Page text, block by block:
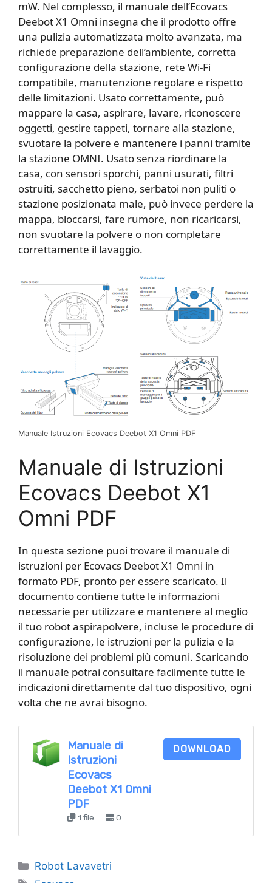
mW. Nel complesso, il manuale dell’Ecovacs
Deebot X1 Omni insegna che il prodotto offre
una pulizia automatizzata molto avanzata, ma
richiede preparazione dell’ambiente, corretta
configurazione della stazione, rete Wi-Fi
compatibile, manutenzione regolare e rispetto
delle limitazioni. Usato correttamente, può
mappare la casa, aspirare, lavare, riconoscere
oggetti, gestire tappeti, tornare alla stazione,
svuotare la polvere e mantenere i panni tramite
la stazione OMNI. Usato senza riordinare la
casa, con sensori sporchi, panni usurati, filtri
ostruiti, sacchetto pieno, serbatoi non puliti o
stazione posizionata male, può invece perdere la
mappa, bloccarsi, fare rumore, non ricaricarsi,
non svuotare la polvere o non completare
correttamente il lavaggio.
Manuale Istruzioni Ecovacs Deebot X1 Omni PDF
Manuale di Istruzioni
Ecovacs Deebot X1
Omni PDF
In questa sezione puoi trovare il manuale di
istruzioni per Ecovacs Deebot X1 Omni in
formato PDF, pronto per essere scaricato. Il
documento contiene tutte le informazioni
necessarie per utilizzare e mantenere al meglio
il tuo robot aspirapolvere, incluse le procedure di
configurazione, le istruzioni per la pulizia e la
risoluzione dei problemi più comuni. Scaricando
il manuale potrai consultare facilmente tutte le
indicazioni direttamente dal tuo dispositivo, ogni
volta che ne avrai bisogno.
Manuale di
Istruzioni
Ecovacs
Deebot X1 Omni
PDF
1 file 0
DOWNLOAD
Categorie
Robot Lavavetri